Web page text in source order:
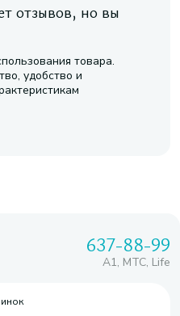
отзывов, но вы
товара.
удобство и
637-88-99
A1, МТС, Life